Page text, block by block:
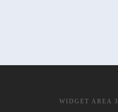
WIDGET AREA 3